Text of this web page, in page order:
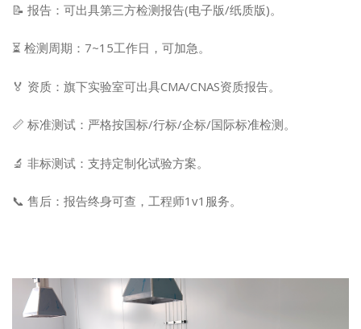
📝 报告：可出具第三方检测报告(电子版/纸质版)。
⏳ 检测周期：7~15工作日，可加急。
🏅 资质：旗下实验室可出具CMA/CNAS资质报告。
📏 标准测试：严格按国标/行标/企标/国际标准检测。
🔬 非标测试：支持定制化试验方案。
📞 售后：报告终身可查，工程师1v1服务。